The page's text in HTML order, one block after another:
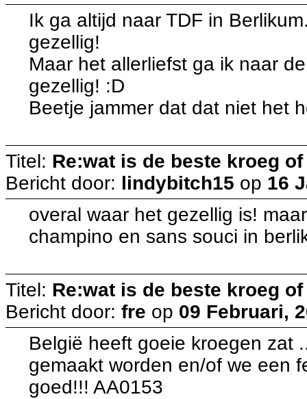
Ik ga altijd naar TDF in
gezellig!
Maar het allerliefst ga ik naar
gezellig! :D
Beetje jammer dat dat niet het
Titel: Re:wat is de beste kroeg
Bericht door: lindybitch15 op 16
overal waar het gezellig is!
champino en sans souci in
Titel: Re:wat is de beste kroeg
Bericht door: fre op 09 Februari,
België heeft goeie kroegen zat
gemaakt worden en/of we een
goed!!! AA0153